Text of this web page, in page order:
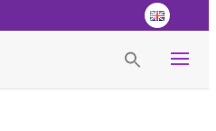
Search Button